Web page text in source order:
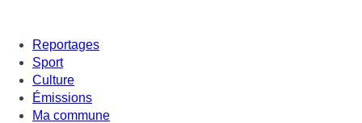
Reportages
Sport
Culture
Émissions
Ma commune